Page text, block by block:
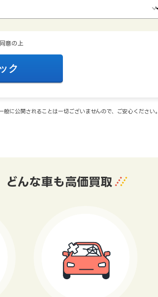
意の上
に公開されることは一切ございませんので、ご安心ください。
どんな車も高価買取